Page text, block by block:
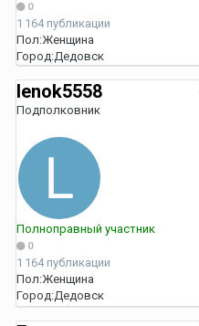
0
1 164 публикации
Пол:Женщина
Город:Дедовск
lenok5558
Подполковник
Полноправный участник
0
1 164 публикации
Пол:Женщина
Город:Дедовск